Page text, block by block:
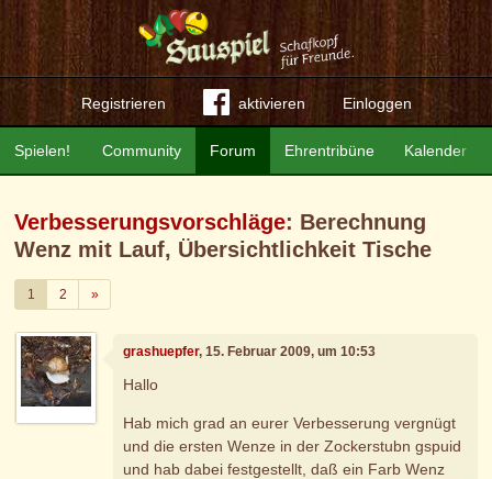
Registrieren aktivieren Einloggen
Community Forum Ehrentribüne Kalender
Spielen!
Verbesserungsvorschläge: Berechnung
Wenz mit Lauf, Übersichtlichkeit Tische
1 2 »Weiter
grashuepfer, 15. Februar 2009, um 10:53
Hallo
Hab mich grad an eurer Verbesserung vergnügt
und die ersten Wenze in der Zockerstubn gspuid
und hab dabei festgestellt, daß ein Farb Wenz